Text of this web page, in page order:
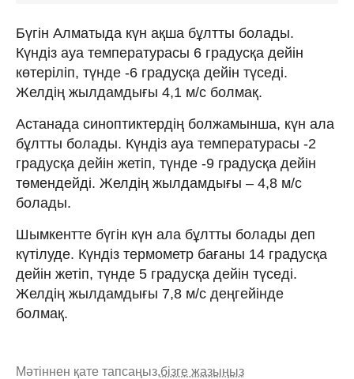
Бүгін Алматыда күн ақша бұлтты болады.
Күндіз ауа температурасы 6 градусқа дейін
көтеріліп, түнде -6 градусқа дейін түседі.
Желдің жылдамдығы 4,1 м/с болмақ.
Астанада синоптиктердің болжамынша, күн ала
бұлтты болады. Күндіз ауа температурасы -2
градусқа дейін жетіп, түнде -9 градусқа дейін
төмендейді. Желдің жылдамдығы – 4,8 м/с
болады.
Шымкентте бүгін күн ала бұлтты болады деп
күтілуде. Күндіз термометр бағаны 14 градусқа
дейін жетіп, түнде 5 градусқа дейін түседі.
Желдің жылдамдығы 7,8 м/с деңгейінде
болмақ.
Мәтіннен қате тапсаңыз,бізге жазыңыз